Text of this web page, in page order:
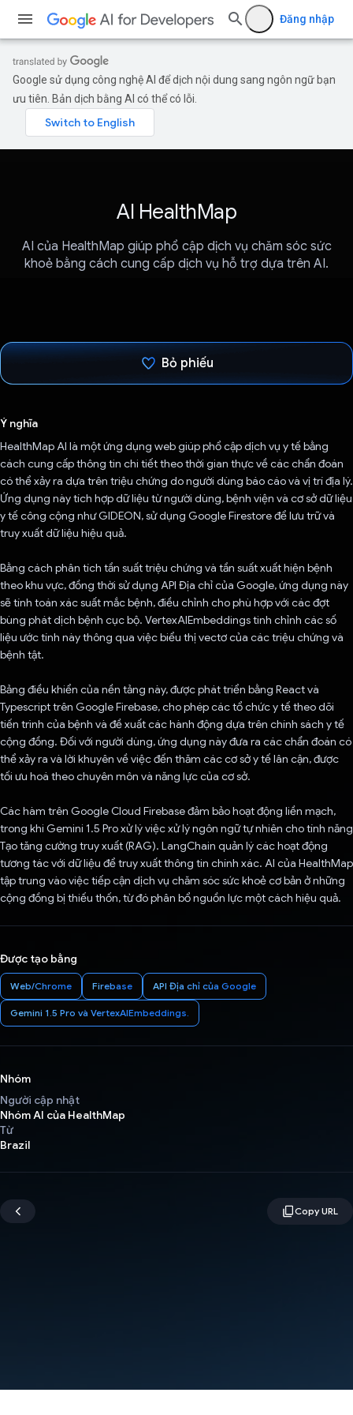
Đăng nhập
Google sử dụng công nghệ AI để dịch nội dung sang ngôn ngữ bạn
ưu tiên. Bản dịch bằng AI có thể có lỗi.
AI HealthMap
AI của HealthMap giúp phổ cập dịch vụ chăm sóc sức
khoẻ bằng cách cung cấp dịch vụ hỗ trợ dựa trên AI.
Bỏ phiếu
Ý nghĩa
HealthMap AI là một ứng dụng web giúp phổ cập dịch vụ y tế bằng
cách cung cấp thông tin chi tiết theo thời gian thực về các chẩn đoán
có thể xảy ra dựa trên triệu chứng do người dùng báo cáo và vị trí địa lý.
Ứng dụng này tích hợp dữ liệu từ người dùng, bệnh viện và cơ sở dữ liệu
y tế công cộng như GIDEON, sử dụng Google Firestore để lưu trữ và
truy xuất dữ liệu hiệu quả.
Bằng cách phân tích tần suất triệu chứng và tần suất xuất hiện bệnh
theo khu vực, đồng thời sử dụng API Địa chỉ của Google, ứng dụng này
sẽ tính toán xác suất mắc bệnh, điều chỉnh cho phù hợp với các đợt
bùng phát dịch bệnh cục bộ. VertexAIEmbeddings tinh chỉnh các số
liệu ước tính này thông qua việc biểu thị vectơ của các triệu chứng và
bệnh tật.
Bảng điều khiển của nền tảng này, được phát triển bằng React và
Typescript trên Google Firebase, cho phép các tổ chức y tế theo dõi
tiến trình của bệnh và đề xuất các hành động dựa trên chính sách y tế
cộng đồng. Đối với người dùng, ứng dụng này đưa ra các chẩn đoán có
thể xảy ra và lời khuyên về việc đến thăm các cơ sở y tế lân cận, được
tối ưu hoá theo chuyên môn và năng lực của cơ sở.
Các hàm trên Google Cloud Firebase đảm bảo hoạt động liền mạch,
trong khi Gemini 1.5 Pro xử lý việc xử lý ngôn ngữ tự nhiên cho tính năng
Tạo tăng cường truy xuất (RAG). LangChain quản lý các hoạt động
tương tác với dữ liệu để truy xuất thông tin chính xác. AI của HealthMap
tập trung vào việc tiếp cận dịch vụ chăm sóc sức khoẻ cơ bản ở những
cộng đồng bị thiếu thốn, từ đó phân bổ nguồn lực một cách hiệu quả.
Được tạo bằng
Web/Chrome Firebase API Địa chỉ của Google
Gemini 1.5 Pro và VertexAIEmbeddings.
Nhóm
Người cập nhật
Nhóm AI của HealthMap
Từ
Brazil